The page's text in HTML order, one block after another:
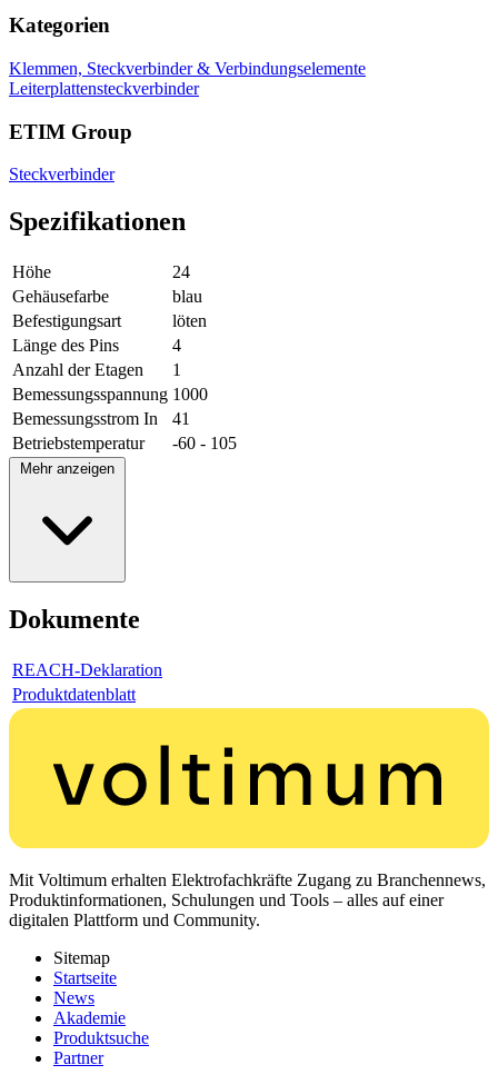
Kategorien
Klemmen, Steckverbinder & Verbindungselemente
Leiterplattensteckverbinder
ETIM Group
Steckverbinder
Spezifikationen
Höhe
24
Gehäusefarbe
blau
Befestigungsart
löten
Länge des Pins
4
Anzahl der Etagen
1
Bemessungsspannung 1000
Bemessungsstrom In
41
Betriebstemperatur
-60 - 105
Mehr anzeigen
Dokumente
REACH-Deklaration
Produktdatenblatt
Mit Voltimum erhalten Elektrofachkräfte Zugang zu Branchennews,
Produktinformationen, Schulungen und Tools – alles auf einer
digitalen Plattform und Community.
Sitemap
Startseite
News
Akademie
Produktsuche
Partner